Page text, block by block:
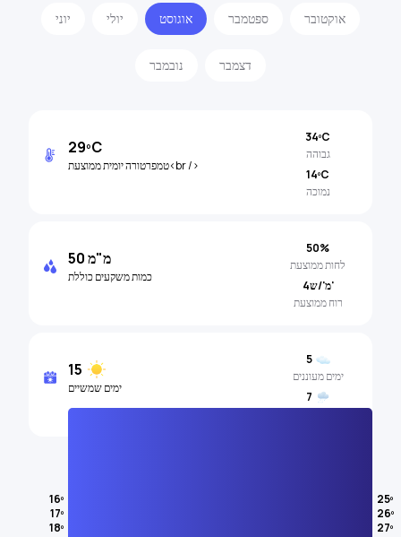
יוני יולי אוגוסט ספּטמבר אוקטובר
נובמבר דצמבר
29ºC
טמפרטורה יומית ממוצעת<br />
34ºC
גבוהה
14ºC
נמוכה
50 מ"מ
כמות משקעים כוללת
50%
לחות ממוצעת
4מ'/ש'
רוח ממוצעת
15
ימים שמשיים
5
ימים מעוננים
7
16º 25º
17º 26º
18º 27º